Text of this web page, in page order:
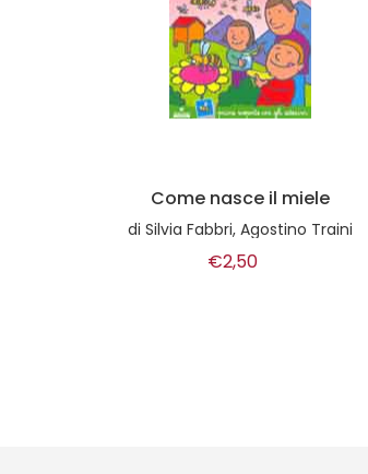
Come nasce il miele
diSilvia Fabbri, Agostino Traini
€2,50